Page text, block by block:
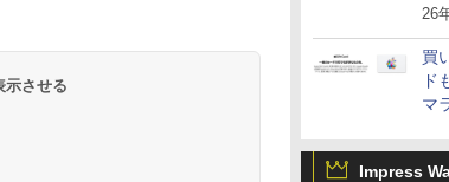
26
買
ド
マ
Impress
示させる